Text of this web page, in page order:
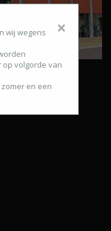
×
wij wegens
volgorde van
en een